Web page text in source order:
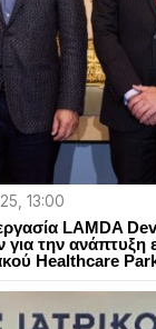
13:00
LAMDA
για την
Healthcare